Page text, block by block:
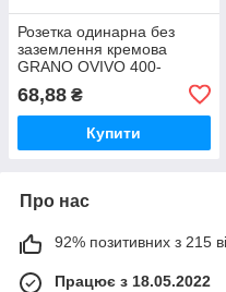
Розетка одинарна без
заземлення кремова
GRANO OVIVO 400-
68,88 ₴
Купити
Про нас
92% позитивних з 215
Працює з 18.05.2022